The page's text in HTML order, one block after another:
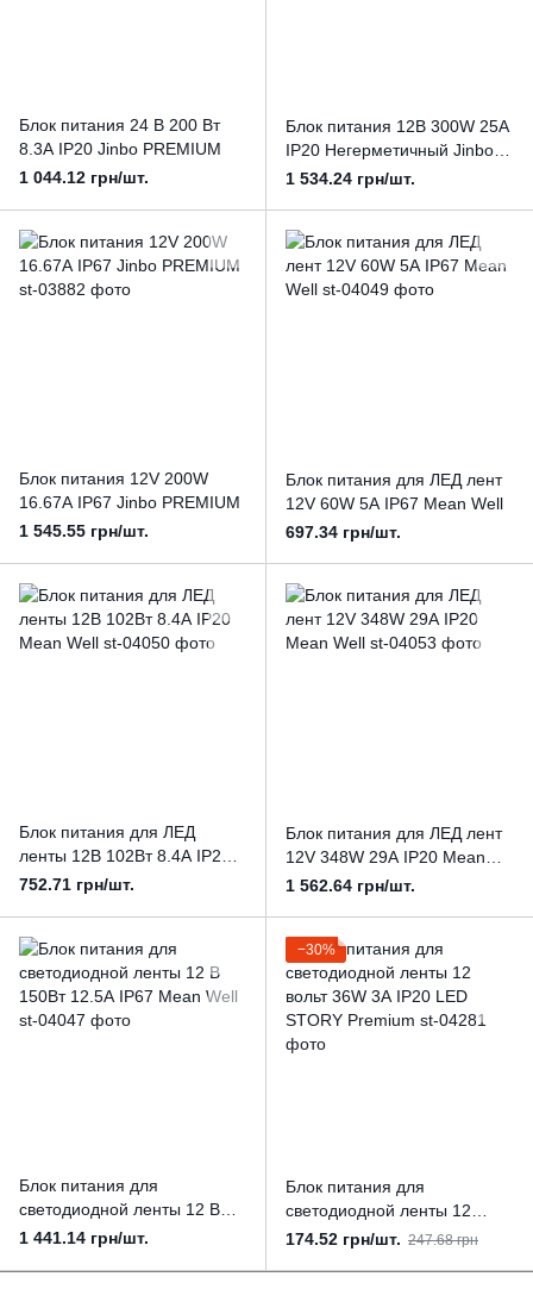
Блок питания 24 В 200 Вт
8.3А IP20 Jinbo PREMIUM
1 044.12 грн/шт.
Блок питания 12В 300W 25А
IP20 Негерметичный Jinbo
PREMIUM
1 534.24 грн/шт.
Блок питания 12V 200W
16.67А IP67 Jinbo PREMIUM
1 545.55 грн/шт.
Блок питания для ЛЕД лент
12V 60W 5А IP67 Mean Well
697.34 грн/шт.
Блок питания для ЛЕД
ленты 12В 102Вт 8.4А IP20
Mean Well
752.71 грн/шт.
Блок питания для ЛЕД лент
12V 348W 29А IP20 Mean
Well
1 562.64 грн/шт.
Блок питания для
светодиодной ленты 12 В
150Вт 12.5А IP67 Mean Well
1 441.14 грн/шт.
−30%
Блок питания для
светодиодной ленты 12
вольт 36W 3А IP20 LED
174.52 грн/шт. 247.68 грн